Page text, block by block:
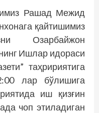
Рашад Межид
қайтишимиз
Озарбайжон
Ишлар идораси
таҳририятига
лар бўлишига
иш қизғин
чоп этиладиган